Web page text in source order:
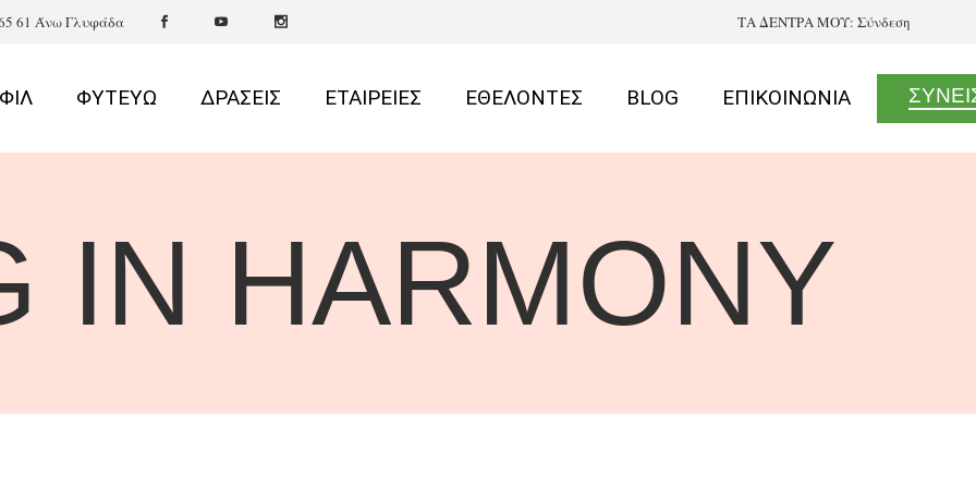
61 Άνω Γλυφάδα ΤΑ ΔΕΝΤΡΑ ΜΟΥ: Σύνδεση
ΦΥΤΕΥΩ ΔΡΑΣΕΙΣ ΕΤΑΙΡΕΙΕΣ ΕΘΕΛΟΝΤΕΣ BLOG ΕΠΙΚΟΙΝΩΝΙΑ
IN HARMONY